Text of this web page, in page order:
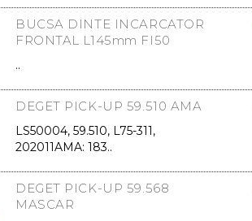
BUCSA DINTE INCARCATOR
FRONTAL L145mm FI50
..
DEGET PICK-UP 59.510 AMA
LS50004, 59.510, L75-311,
202011AMA: 183..
DEGET PICK-UP 59.568
MASCAR